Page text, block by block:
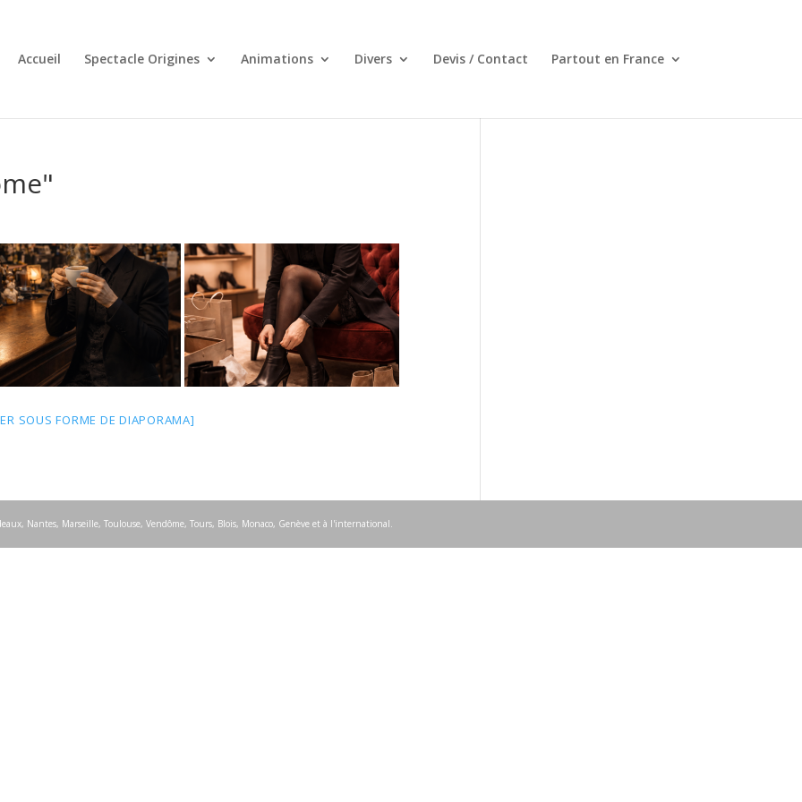
Accueil Spectacle Origines Animations Divers Devis / Contact Partout en France
SOUS FORME DE DIAPORAMA]
Nantes, Marseille, Toulouse, Vendôme, Tours, Blois, Monaco, Genève et à l'international.